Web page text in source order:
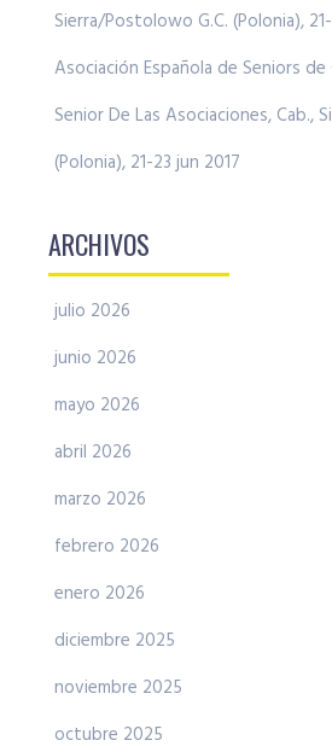
Sierra/Postolowo G.C. (Polonia),
Asociación Española de Seniors
Senior De Las Asociaciones, Cab.,
(Polonia), 21-23 jun 2017
ARCHIVOS
julio 2026
junio 2026
mayo 2026
abril 2026
marzo 2026
febrero 2026
enero 2026
diciembre 2025
noviembre 2025
octubre 2025